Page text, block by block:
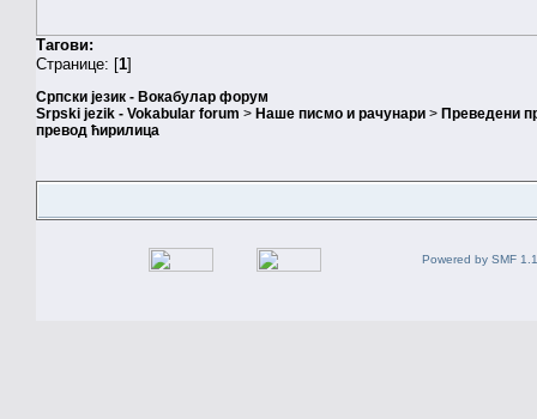
Тагови:
Странице: [1]
Српски језик - Вокабулар форум
Srpski jezik - Vokabular forum > Наше писмо и рачунари > Преведени
превод ћирилица
Powered by SMF